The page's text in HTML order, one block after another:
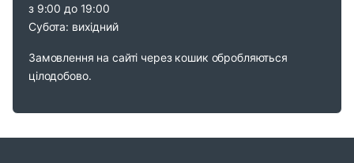
з 9:00 до 19:00
Субота: вихідний
Замовлення на сайті через кошик обробляються
цілодобово.